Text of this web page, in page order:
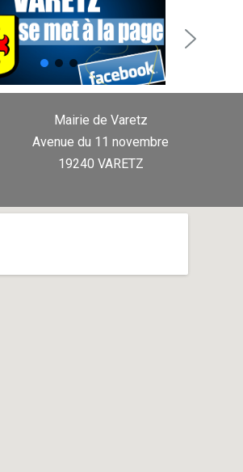
Mairie de Varetz
Avenue du 11 novembre
19240 VARETZ